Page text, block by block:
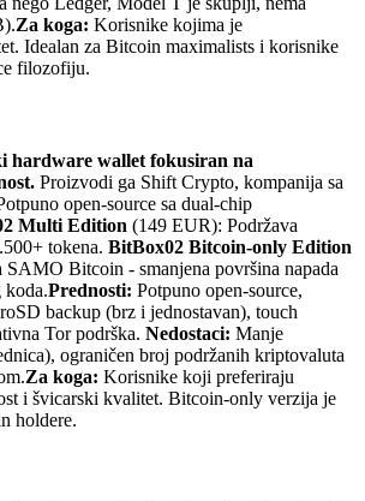
Za koga: Korisnike kojima je
Idealan za Bitcoin maximalists i korisnike
filozofiju.
hardware wallet fokusiran na
Proizvodi ga Shift Crypto, kompanija sa
open-source sa dual-chip
Multi Edition (149 EUR): Podržava
tokena. BitBox02 Bitcoin-only Edition
Bitcoin - smanjena površina napada
koda.Prednosti: Potpuno open-source,
backup (brz i jednostavan), touch
Tor podrška. Nedostaci: Manje
ograničen broj podržanih kriptovaluta
Za koga: Korisnike koji preferiraju
i švicarski kvalitet. Bitcoin-only verzija je
holdere.